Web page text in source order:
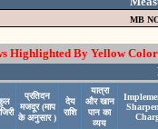
MB
Highlighted By Yellow
प्रतिदन
मजदूर (माप
के अनुसार )
देय
राशि
यात्रा
और खान
पान का
व्यय